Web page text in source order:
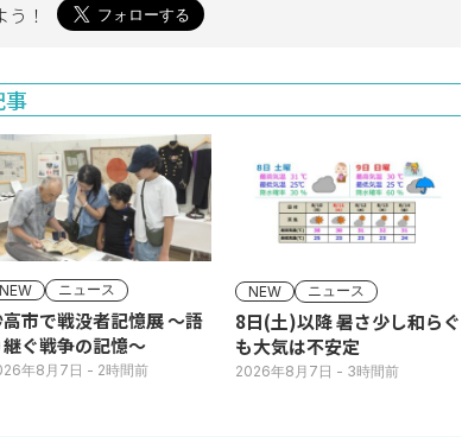
！
事
NEW ニュース
市で戦没者記憶展 ～語
継ぐ戦争の記憶～
年8月7日 - 2時間前
NEW ニュース
8日(土)以降 暑さ少し和らぐ
も大気は不安定
2026年8月7日 - 3時間前